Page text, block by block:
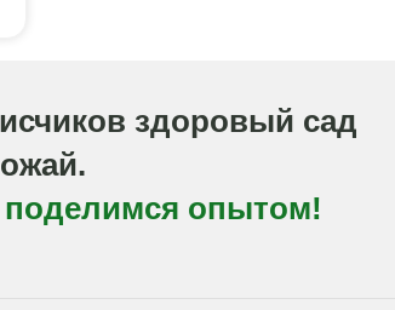
здоровый сад
поделимся опытом!